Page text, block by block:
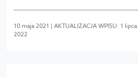
10 maja 2021 | AKTUALIZACJA WPISU: 1 lipca
2022